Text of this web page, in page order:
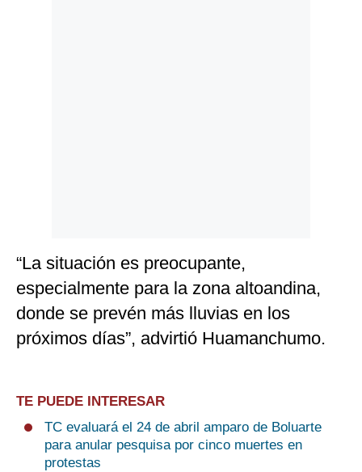
“La situación es preocupante,
especialmente para la zona altoandina,
donde se prevén más lluvias en los
próximos días”, advirtió Huamanchumo.
TE PUEDE INTERESAR
TC evaluará el 24 de abril amparo de Boluarte
para anular pesquisa por cinco muertes en
protestas